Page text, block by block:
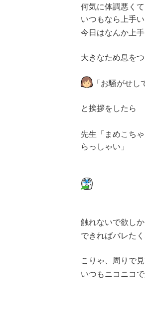
何気に体調悪く
いつもなら上手
今日はなんか上
大きなため息を
「お騒がせ
と挨拶をしたら
先生「まめこち
らっしゃい」
触れないで欲しか
できればバレた
こりゃ、周りで
いつもニコニコ